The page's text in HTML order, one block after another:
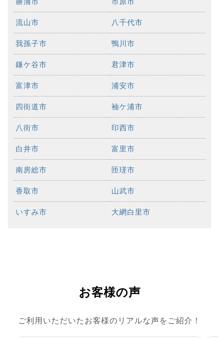
流山市 八千代市
我孫子市 鴨川市
鎌ケ谷市 君津市
富津市 浦安市
四街道市 袖ケ浦市
八街市 印西市
白井市 富里市
南房総市 匝瑳市
香取市 山武市
いすみ市 大網白里市
お客様の声
ご利用いただいたお客様のリアルな声をご紹介！